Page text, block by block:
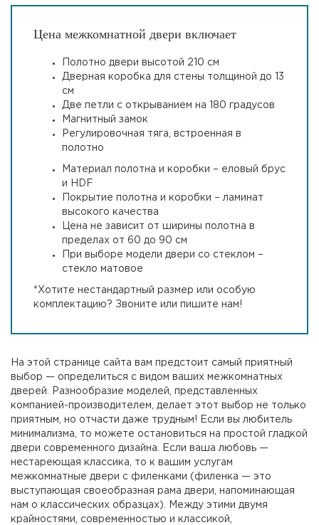
Цена межкомнатной двери включает
Полотно двери высотой 210 см
Дверная коробка для стены толщиной до 13
см
Две петли с открыванием на 180 градусов
Магнитный замок
Регулировочная тяга, встроенная в
полотно
Материал полотна и коробки – еловый брус
и HDF
Покрытие полотна и коробки – ламинат
высокого качества
Цена не зависит от ширины полотна в
пределах от 60 до 90 см
При выборе модели двери со стеклом –
стекло матовое
*Хотите нестандартный размер или особую
комплектацию? Звоните или пишите нам!
На этой странице сайта вам предстоит самый приятный
выбор — определиться с видом ваших межкомнатных
дверей. Разнообразие моделей, представленных
компанией-производителем, делает этот выбор не только
приятным, но отчасти даже трудным! Если вы любитель
минимализма, то можете остановиться на простой гладкой
двери современного дизайна. Если ваша любовь —
нестареющая классика, то к вашим услугам
межкомнатные двери с филенками (филенка — это
выступающая своеобразная рама двери, напоминающая
нам о классических образцах). Между этими двумя
крайностями, современностью и классикой,